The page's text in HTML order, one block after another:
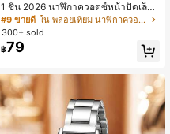
1 ชิ้น 2026 นาฬิกาควอตซ์หน้าปัดเล็ก
สำหรับผู้หญิงใหม่, สายสเตนเลสสตีลสีเงิ
นมินิมอล, สเกลเลขโรมัน, สง่างามหลาก
หลายสำหรับการเดินทางและสำนักงาน,
เครื่องประดับที่ละเอียดอ่อนสำหรับสไตล์
แม่, ของขวัญวันวาเลนไทน์
#9 ขายดี
ใน พลอยเทียม นาฬิกาควอทซ์ผู้หญิง
300+ sold
฿79